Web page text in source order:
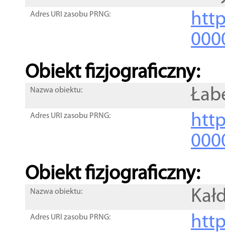
Adres URI zasobu PRNG:
Obiekt fizjograficzny:
Nazwa obiektu:
Adres URI zasobu PRNG:
Obiekt fizjograficzny:
Nazwa obiektu:
Adres URI zasobu PRNG: